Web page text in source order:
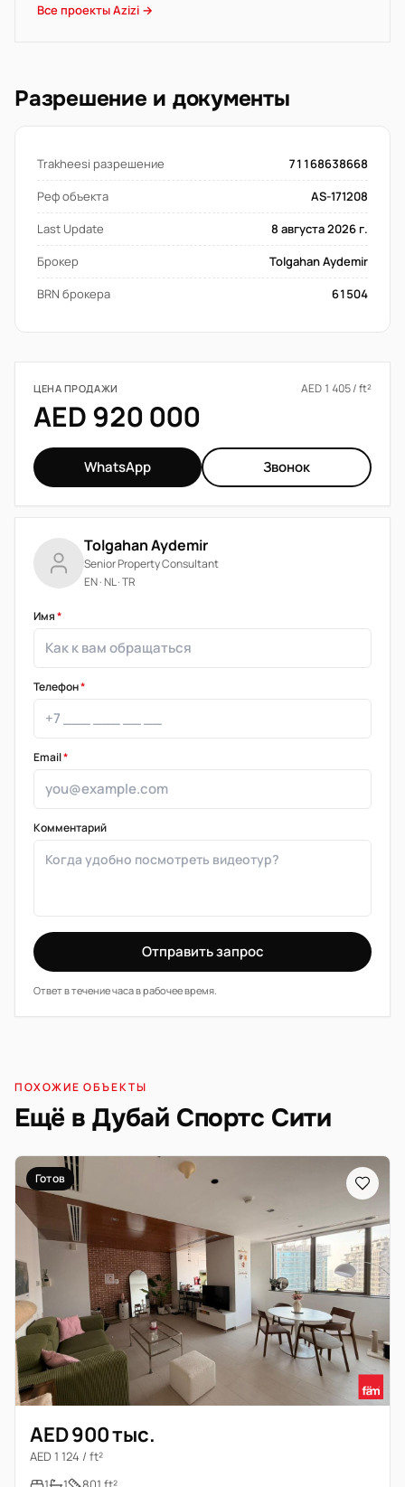
Все проекты Azizi →
Разрешение и документы
Trakheesi разрешение
71168638668
Реф объекта
AS-171208
Last Update
8 августа 2026 г.
Брокер
Tolgahan Aydemir
BRN брокера
61504
ЦЕНА ПРОДАЖИ AED 1 405 / ft²
AED 920 000
WhatsApp Звонок
Tolgahan Aydemir
Senior Property Consultant
EN · NL · TR
Имя*
Телефон*
Email*
Комментарий
Отправить запрос
Ответ в течение часа в рабочее время.
ПОХОЖИЕ ОБЪЕКТЫ
Ещё в Дубай Спортс Сити
Готов
AED 900 тыс.
AED 1 124 / ft²